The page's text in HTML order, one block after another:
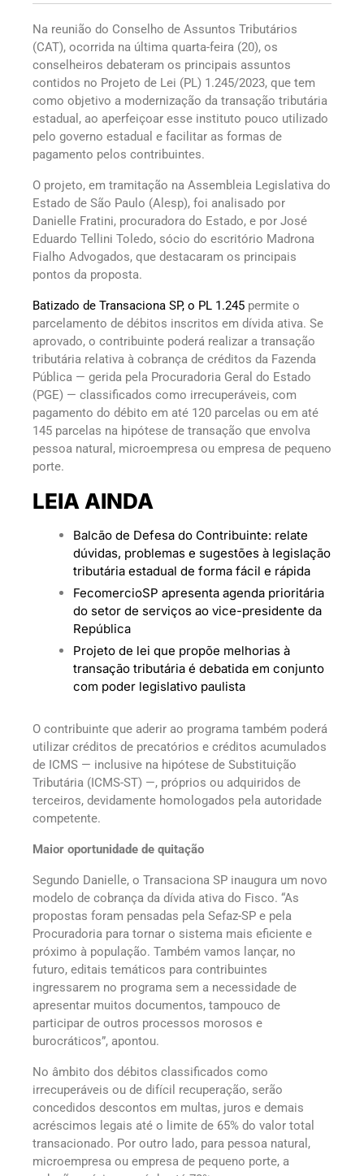
Na reunião do Conselho de Assuntos Tributários
(CAT), ocorrida na última quarta-feira (20), os
conselheiros debateram os principais assuntos
contidos no Projeto de Lei (PL) 1.245/2023, que tem
como objetivo a modernização da transação tributária
estadual, ao aperfeiçoar esse instituto pouco utilizado
pelo governo estadual e facilitar as formas de
pagamento pelos contribuintes.
O projeto, em tramitação na Assembleia Legislativa do
Estado de São Paulo (Alesp), foi analisado por
Danielle Fratini, procuradora do Estado, e por José
Eduardo Tellini Toledo, sócio do escritório Madrona
Fialho Advogados, que destacaram os principais
pontos da proposta.
Batizado de Transaciona SP, o PL 1.245 permite o
parcelamento de débitos inscritos em dívida ativa. Se
aprovado, o contribuinte poderá realizar a transação
tributária relativa à cobrança de créditos da Fazenda
Pública — gerida pela Procuradoria Geral do Estado
(PGE) — classificados como irrecuperáveis, com
pagamento do débito em até 120 parcelas ou em até
145 parcelas na hipótese de transação que envolva
pessoa natural, microempresa ou empresa de pequeno
porte.
LEIA AINDA
Balcão de Defesa do Contribuinte: relate
dúvidas, problemas e sugestões à legislação
tributária estadual de forma fácil e rápida
FecomercioSP apresenta agenda prioritária
do setor de serviços ao vice-presidente da
República
Projeto de lei que propõe melhorias à
transação tributária é debatida em conjunto
com poder legislativo paulista
O contribuinte que aderir ao programa também poderá
utilizar créditos de precatórios e créditos acumulados
de ICMS — inclusive na hipótese de Substituição
Tributária (ICMS-ST) —, próprios ou adquiridos de
terceiros, devidamente homologados pela autoridade
competente.
Maior oportunidade de quitação
Segundo Danielle, o Transaciona SP inaugura um novo
modelo de cobrança da dívida ativa do Fisco. “As
propostas foram pensadas pela Sefaz-SP e pela
Procuradoria para tornar o sistema mais eficiente e
próximo à população. Também vamos lançar, no
futuro, editais temáticos para contribuintes
ingressarem no programa sem a necessidade de
apresentar muitos documentos, tampouco de
participar de outros processos morosos e
burocráticos”, apontou.
No âmbito dos débitos classificados como
irrecuperáveis ou de difícil recuperação, serão
concedidos descontos em multas, juros e demais
acréscimos legais até o limite de 65% do valor total
transacionado. Por outro lado, para pessoa natural,
microempresa ou empresa de pequeno porte, a